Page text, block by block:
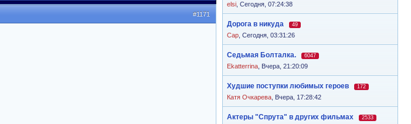
elsi Сегодня, 07:24:38
Дорога в никуда 49
Cap Сегодня, 03:31:26
Седьмая Болталка. 6047
Ekatterrina Вчера, 21:20:09
Худшие поступки любимых героев 172
Катя Очкарева Вчера, 17:28:42
Актеры "Спрута" в других фильмах 2533
#1171